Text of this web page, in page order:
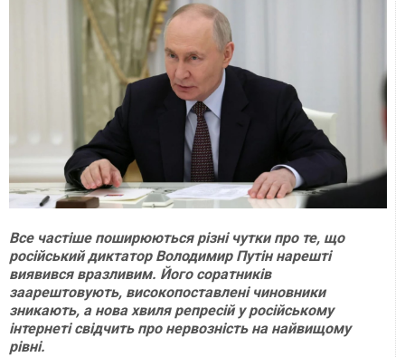
Все частіше поширюються різні чутки про те, що
російський диктатор Володимир Путін нарешті
виявився вразливим. Його соратників
заарештовують, високопоставлені чиновники
зникають, а нова хвиля репресій у російському
інтернеті свідчить про нервозність на найвищому
рівні.